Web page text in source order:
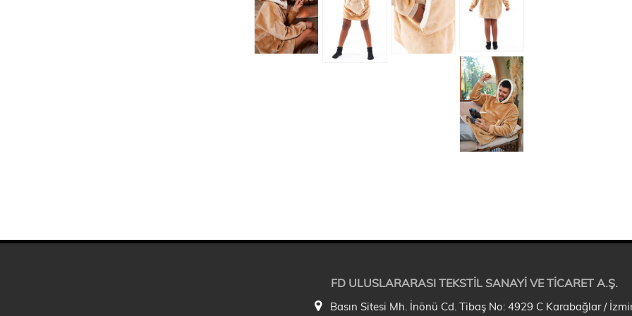
FD ULUSLARARASI TEKSTİL SANAYİ VE TİCARET A.Ş.
Basın Sitesi Mh. İnönü Cd. Tibaş No: 4929 C Karabağlar /